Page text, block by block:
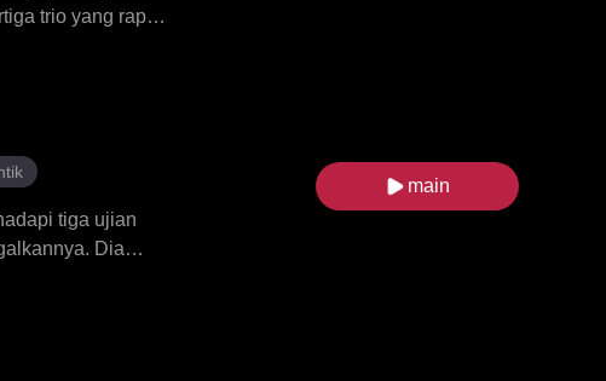
trio yang rapat.
mereka
tiga ujian
Dia
bapa saudara
main